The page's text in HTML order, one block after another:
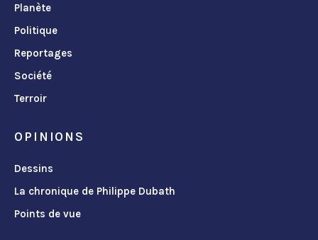
Planète
Politique
Reportages
Société
Terroir
OPINIONS
Dessins
La chronique de Philippe Dubath
Points de vue